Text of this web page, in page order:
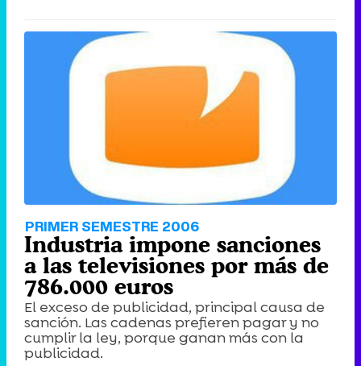
Canción ganadora de Eurovisión 2026: DARA con "Bangaranga" por Bulgaria
PRIMER SEMESTRE 2006
Industria impone sanciones
a las televisiones por más de
786.000 euros
El exceso de publicidad, principal causa de
sanción. Las cadenas prefieren pagar y no
cumplir la ley, porque ganan más con la
publicidad.